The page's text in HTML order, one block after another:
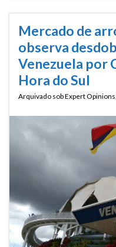
Mercado de
observa
Venezuela por
Hora do Sul
Arquivado sobExpert Opinions